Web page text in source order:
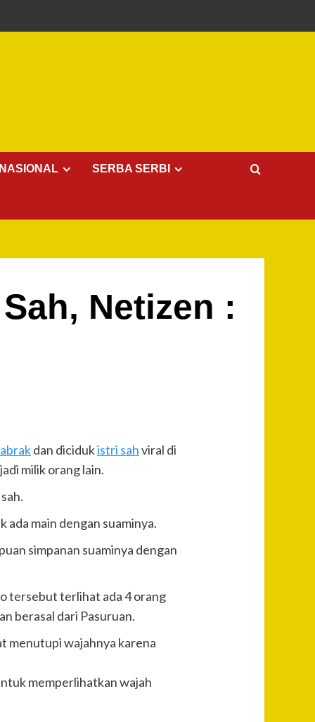
NASIONAL SERBA SERBI
Netizen :
dan dicidukistri sahviral di
milik orang lain.
main dengan suaminya.
simpanan suaminya dengan
tersebut terlihat ada 4 orang
berasal dari Pasuruan.
menutupi wajahnya karena
memperlihatkan wajah